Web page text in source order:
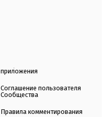
приложения
Соглашение пользователя
Сообщества
Правила комментирования